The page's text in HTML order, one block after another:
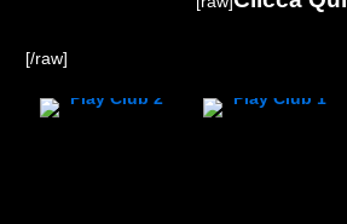
[/raw]